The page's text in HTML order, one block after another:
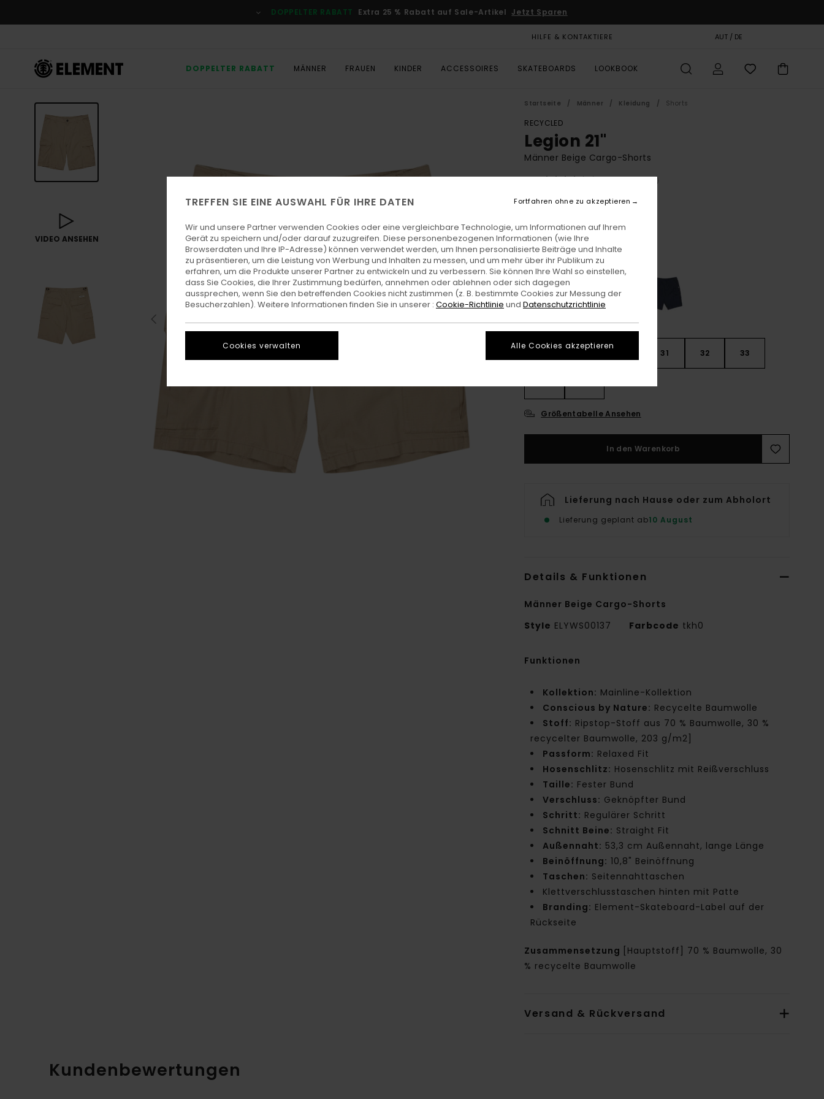
Produktinformation
DOPPELTER RABATT Extra 25 % Rabatt auf Sale-Artikel Jetzt Sparen
HILFE & KONTAKTIERE AUT / DE
DOPPELTER RABATT MÄNNER FRAUEN KINDER ACCESSOIRES SKATEBOARDS LOOKBOOK
VIDEO ANSEHEN
Startseite Männer Kleidung Shorts
RECYCLED
Legion 21"
Männer Beige Cargo-Shorts
4.7
(33 Bewertungen)
ECO-BONUS
FarbeAluminum
28 31 32 33
Größentabelle Ansehen
In den Warenkorb
Lieferung nach Hause oder zum Abholort
Lieferung geplant ab10 August
Details & Funktionen
Männer Beige Cargo-Shorts
Style ELYWS00137 Farbcode tkh0
Funktionen
Kollektion: Mainline-Kollektion
Conscious by Nature: Recycelte Baumwolle
Stoff: Ripstop-Stoff aus 70 % Baumwolle, 30 %
recycelter Baumwolle, 203 g/m2]
Passform: Relaxed Fit
Hosenschlitz: Hosenschlitz mit Reißverschluss
Taille: Fester Bund
Verschluss: Geknöpfter Bund
Schritt: Regulärer Schritt
Schnitt Beine: Straight Fit
Außennaht: 53,3 cm Außennaht, lange Länge
Beinöffnung: 10,8" Beinöffnung
Taschen: Seitennahttaschen
Klettverschlusstaschen hinten mit Patte
Branding: Element-Skateboard-Label auf der
Rückseite
Zusammensetzung
[Hauptstoff] 70 % Baumwolle, 30
% recycelte Baumwolle
Versand & Rückversand
Kundenbewertungen
TREFFEN SIE EINE AUSWAHL FÜR IHRE DATEN
Wir und unsere Partner verwenden Cookies oder eine vergleichbare Technologie, um Informationen auf Ihrem
Gerät zu speichern und/oder darauf zuzugreifen. Diese personenbezogenen Informationen (wie Ihre
Browserdaten und Ihre IP-Adresse) können verwendet werden, um Ihnen personalisierte Beiträge und Inhalte
zu präsentieren, um die Leistung von Werbung und Inhalten zu messen, und um mehr über ihr Publikum zu
erfahren, um die Produkte unserer Partner zu entwickeln und zu verbessern. Sie können Ihre Wahl so einstellen,
dass Sie Cookies, die Ihrer Zustimmung bedürfen, annehmen oder ablehnen oder sich dagegen
aussprechen, wenn Sie den betreffenden Cookies nicht zustimmen (z. B. bestimmte Cookies zur Messung der
Besucherzahlen). Weitere Informationen finden Sie in unserer : Cookie-Richtlinie und Datenschutzrichtlinie
Cookies verwalten
Fortfahren ohne zu akzeptieren
Alle Cookies akzeptieren